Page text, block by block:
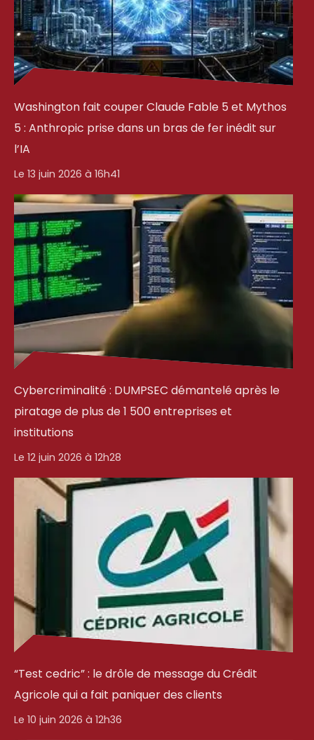
Washington fait couper Claude Fable 5 et Mythos
5 : Anthropic prise dans un bras de fer inédit sur
l’IA
Le 13 juin 2026 à 16h41
Cybercriminalité : DUMPSEC démantelé après le
piratage de plus de 1 500 entreprises et
institutions
Le 12 juin 2026 à 12h28
“Test cedric” : le drôle de message du Crédit
Agricole qui a fait paniquer des clients
Le 10 juin 2026 à 12h36